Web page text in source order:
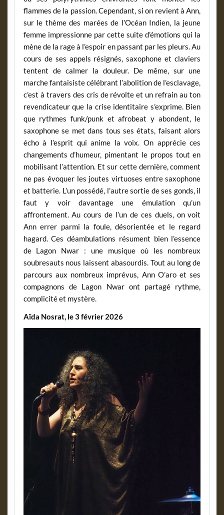
flammes de la passion. Cependant, si on revient à Ann,
sur le thème des marées de l’Océan Indien, la jeune
femme impressionne par cette suite d’émotions qui la
mène de la rage à l’espoir en passant par les pleurs. Au
cours de ses appels résignés, saxophone et claviers
tentent de calmer la douleur. De même, sur une
marche fantaisiste célébrant l’abolition de l’esclavage,
c’est à travers des cris de révolte et un refrain au ton
revendicateur que la crise identitaire s’exprime. Bien
que rythmes funk/punk et afrobeat y abondent, le
saxophone se met dans tous ses états, faisant alors
écho à l’esprit qui anime la voix. On apprécie ces
changements d’humeur, pimentant le propos tout en
mobilisant l’attention. Et sur cette dernière, comment
ne pas évoquer les joutes virtuoses entre saxophone
et batterie. L’un possédé, l’autre sortie de ses gonds, il
faut y voir davantage une émulation qu’un
affrontement. Au cours de l’un de ces duels, on voit
Ann errer parmi la foule, désorientée et le regard
hagard. Ces déambulations résument bien l’essence
de Lagon Nwar : une musique où les nombreux
soubresauts nous laissent abasourdis. Tout au long de
parcours aux nombreux imprévus, Ann O’aro et ses
compagnons de Lagon Nwar ont partagé rythme,
complicité et mystère.
Aïda Nosrat, le 3 février 2026